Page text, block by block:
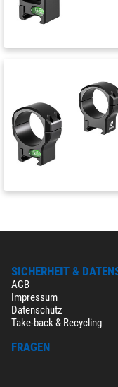
SICHERHEIT &
AGB
Impressum
Datenschutz
Take-back & Recycling
FRAGEN